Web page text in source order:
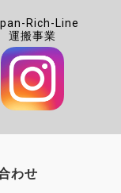
Rich-Line
運搬事業
わせ